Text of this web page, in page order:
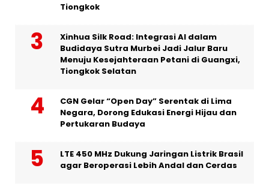
Tiongkok
Xinhua Silk Road: Integrasi AI dalam
Budidaya Sutra Murbei Jadi Jalur Baru
Menuju Kesejahteraan Petani di Guangxi,
Tiongkok Selatan
CGN Gelar “Open Day” Serentak di Lima
Negara, Dorong Edukasi Energi Hijau dan
Pertukaran Budaya
LTE 450 MHz Dukung Jaringan Listrik Brasil
agar Beroperasi Lebih Andal dan Cerdas